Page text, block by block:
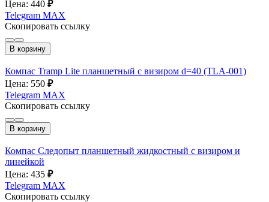
Цена: 440 ₽
Telegram MAX
Скопировать ссылку
В корзину
Компас Tramp Lite планшетный с визиром d=40 (TLA-001)
Цена: 550 ₽
Telegram MAX
Скопировать ссылку
В корзину
Компас Следопыт планшетный жидкостный с визиром и
линейкой
Цена: 435 ₽
Telegram MAX
Скопировать ссылку